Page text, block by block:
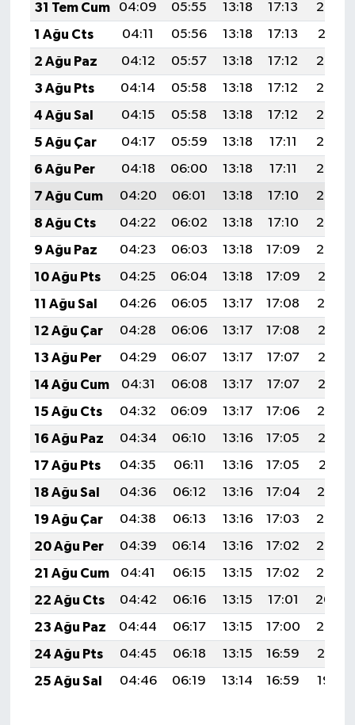
31 Tem Cum
04:09 05:55 13:18 17:13
20:32
1 Ağu Cts
04:11 05:56 13:18 17:13
20:31
2 Ağu Paz
04:12 05:57 13:18 17:12
20:30
3 Ağu Pts
04:14 05:58 13:18 17:12
20:29
4 Ağu Sal
04:15 05:58 13:18 17:12
20:28
5 Ağu Çar
04:17 05:59 13:18 17:11
20:27
6 Ağu Per
04:18 06:00 13:18 17:11
20:26
7 Ağu Cum
04:20 06:01 13:18 17:10
20:24
8 Ağu Cts
04:22 06:02 13:18 17:10
20:23
9 Ağu Paz
04:23 06:03 13:18 17:09
20:22
10 Ağu Pts
04:25 06:04 13:18 17:09
20:21
11 Ağu Sal
04:26 06:05 13:17 17:08
20:19
12 Ağu Çar
04:28 06:06 13:17 17:08
20:18
13 Ağu Per
04:29 06:07 13:17 17:07
20:17
14 Ağu Cum
04:31 06:08 13:17 17:07
20:15
15 Ağu Cts
04:32 06:09 13:17 17:06
20:14
16 Ağu Paz
04:34 06:10 13:16 17:05
20:13
17 Ağu Pts
04:35 06:11 13:16 17:05
20:11
18 Ağu Sal
04:36 06:12 13:16 17:04
20:10
19 Ağu Çar
04:38 06:13 13:16 17:03
20:08
20 Ağu Per
04:39 06:14 13:16 17:02
20:07
21 Ağu Cum
04:41 06:15 13:15 17:02
20:05
22 Ağu Cts
04:42 06:16 13:15 17:01
20:04
23 Ağu Paz
04:44 06:17 13:15 17:00
20:02
24 Ağu Pts
04:45 06:18 13:15 16:59
20:01
25 Ağu Sal
04:46 06:19 13:14 16:59 19:59